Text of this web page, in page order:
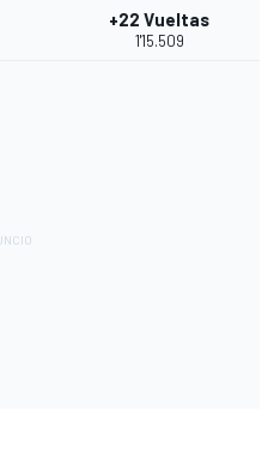
+22 Vueltas
1'15.509